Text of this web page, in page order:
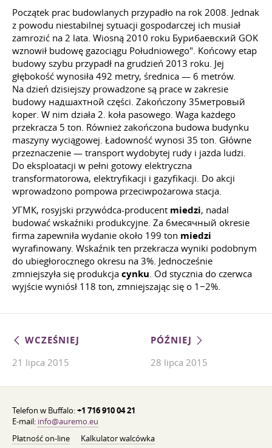
Początek prac budowlanych przypadło na rok 2008. Jednak
z powodu niestabilnej sytuacji gospodarczej ich musiał
zamrozić na 2 lata. Wiosną 2010 roku Бурибаевский GOK
wznowił budowę gazociągu Południowego". Końcowy etap
budowy szybu przypadł na grudzień 2013 roku. Jej
głębokość wynosiła 492 metry, średnica — 6 metrów.
Na dzień dzisiejszy prowadzone są prace w zakresie
budowy надшахтной części. Zakończony 35метровый
koper. W nim działa 2. koła pasowego. Waga każdego
przekracza 5 ton. Również zakończona budowa budynku
maszyny wyciągowej. Ładowność wynosi 35 ton. Główne
przeznaczenie — transport wydobytej rudy i jazda ludzi.
Do eksploatacji w pełni gotowy elektryczna
transformatorowa, elektryfikacji i gazyfikacji. Do akcji
wprowadzono pompowa przeciwpożarowa stacja.
УГМК, rosyjski przywódca-producent miedzi, nadal
budować wskaźniki produkcyjne. Za 6месячный okresie
firma zapewniła wydanie około 199 ton miedzi
wyrafinowany. Wskaźnik ten przekracza wyniki podobnym
do ubiegłorocznego okresu na 3%. Jednocześnie
zmniejszyła się produkcja cynku. Od stycznia do czerwca
wyjście wyniósł 118 ton, zmniejszając się o 1−2%.
WCZEŚNIEJ
21 lipca 2015
PÓŹNIEJ
28 lipca 2015
Telefon w Buffalo:+1 716 910 04 21
E-mail: info@auremo.eu
Płatność on-line
Kalkulator walcówka